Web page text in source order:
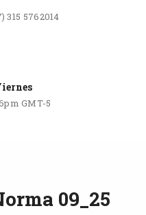
315 5762014
GMT-5
09_25